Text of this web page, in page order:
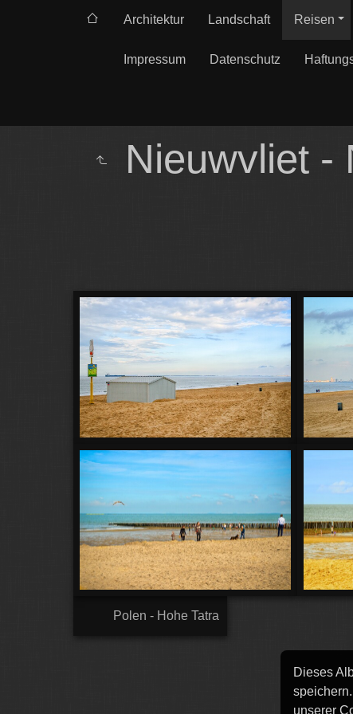
Architektur Landschaft Reisen
Impressum Datenschutz
Nieuwvliet -
Polen - Hohe Tatra
Dieses
unserer